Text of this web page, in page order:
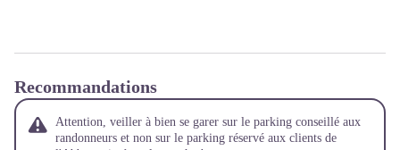
Recommandations
Attention, veiller à bien se garer sur le parking conseillé aux
randonneurs et non sur le parking réservé aux clients de